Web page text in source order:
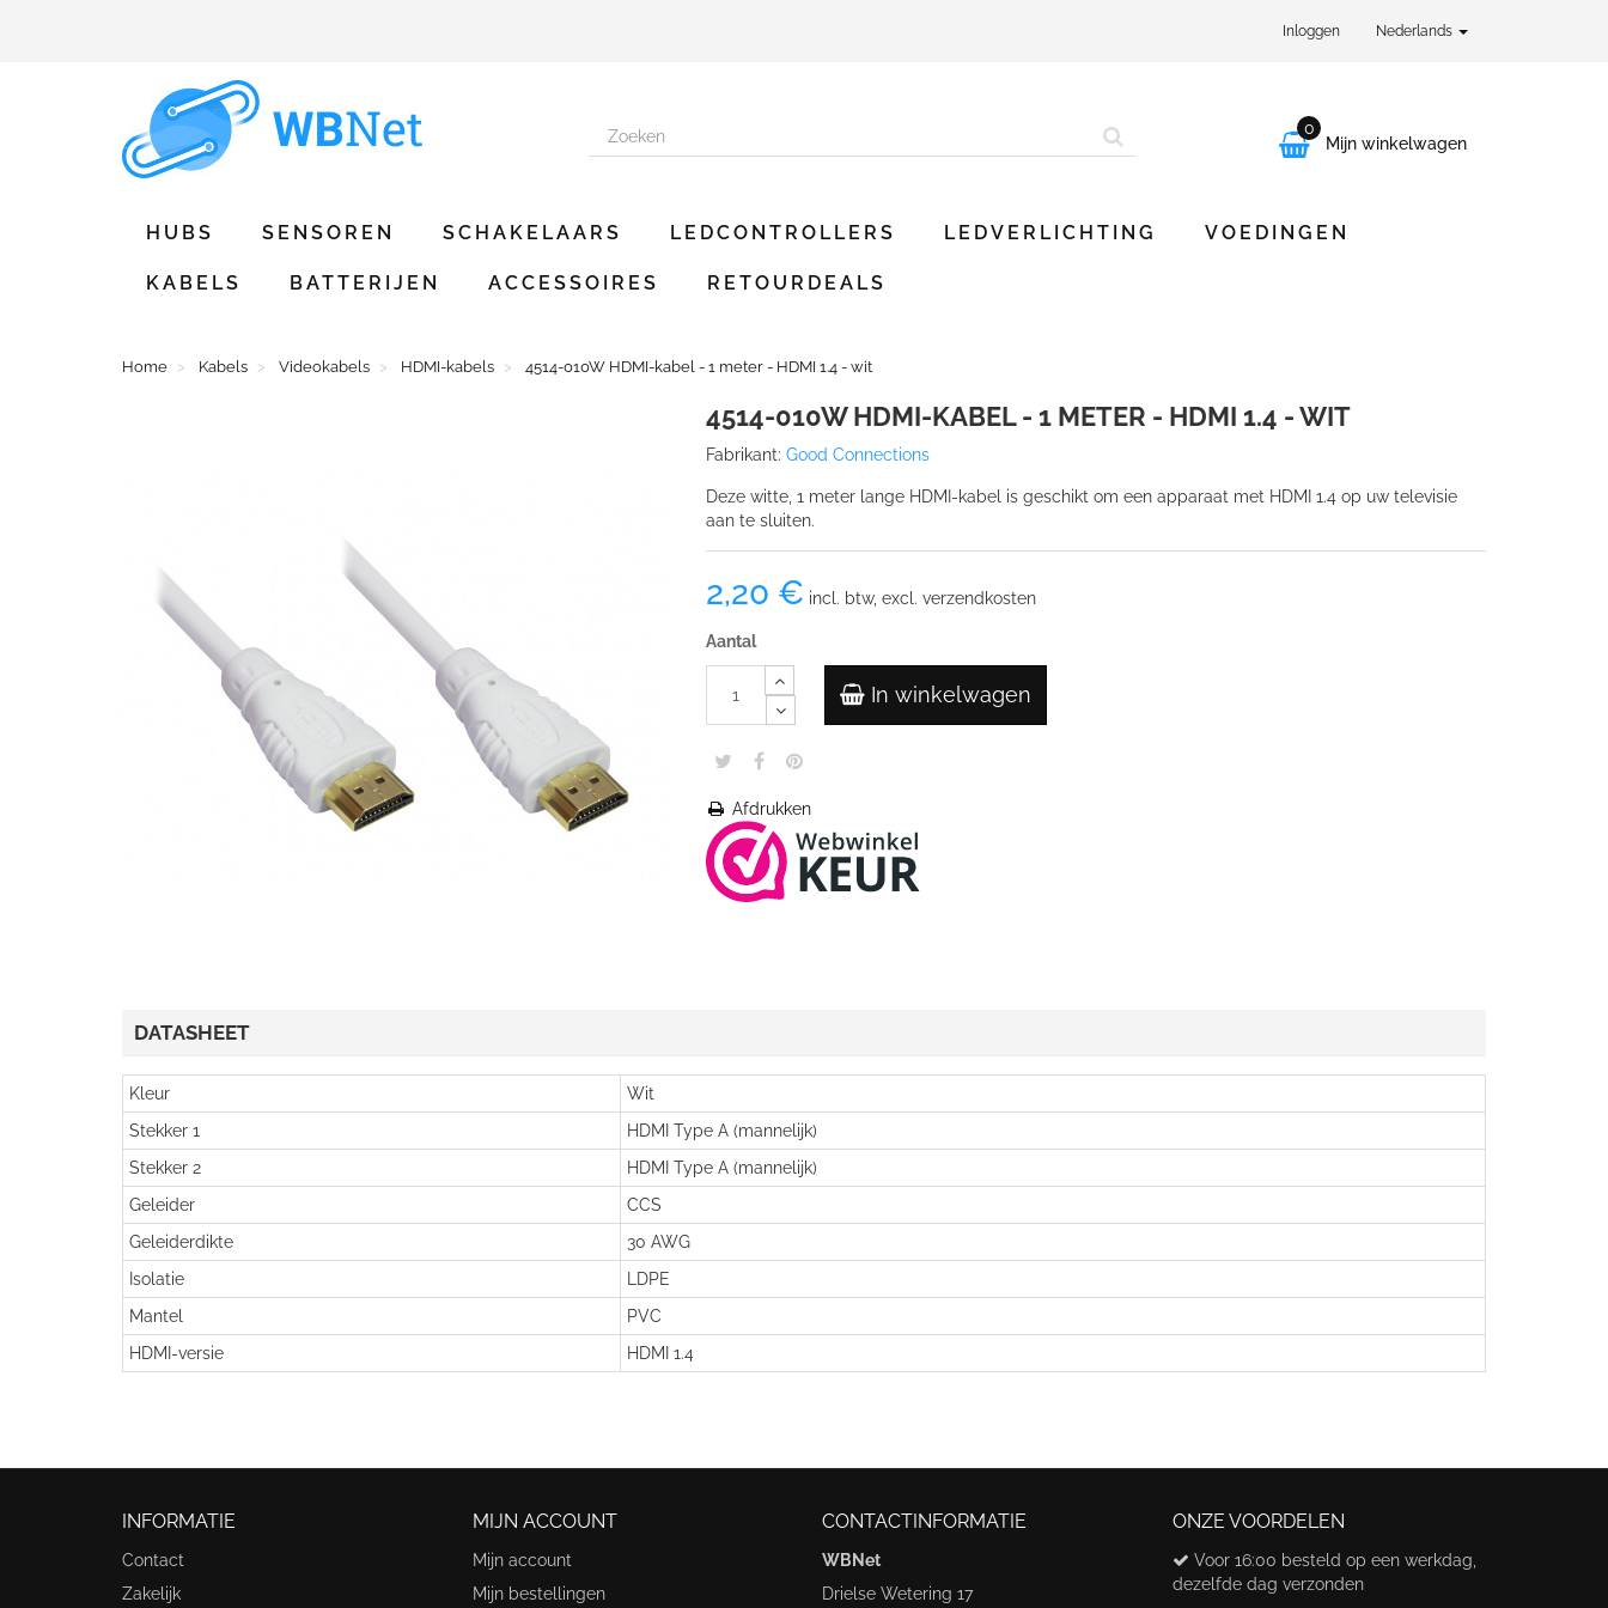
Inloggen Nederlands

0
Mijn winkelwagen
HUBS SENSOREN SCHAKELAARS LEDCONTROLLERS LEDVERLICHTING VOEDINGEN
KABELS BATTERIJEN ACCESSOIRES RETOURDEALS
Home Kabels Videokabels HDMI-kabels 4514-010W HDMI-kabel - 1 meter - HDMI 1.4 - wit
4514-010W HDMI-KABEL - 1 METER - HDMI 1.4 - WIT
Fabrikant: Good Connections
Deze witte, 1 meter lange HDMI-kabel is geschikt om een apparaat met HDMI 1.4 op uw televisie
aan te sluiten.
2,20 € incl. btw, excl. verzendkosten
Aantal
In winkelwagen
Afdrukken
DATASHEET
Kleur
Wit
Stekker 1
HDMI Type A (mannelijk)
Stekker 2
HDMI Type A (mannelijk)
Geleider
CCS
Geleiderdikte
30 AWG
Isolatie
LDPE
Mantel
PVC
HDMI-versie
HDMI 1.4
INFORMATIE
Contact
Zakelijk
MIJN ACCOUNT
Mijn account
Mijn bestellingen
CONTACTINFORMATIE
WBNet
Drielse Wetering 17
ONZE VOORDELEN
Voor 16:00 besteld op een werkdag,
dezelfde dag verzonden